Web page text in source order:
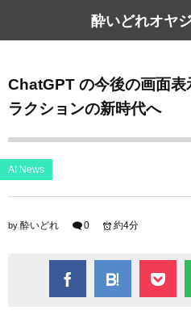
酔いどれオヤ
ChatGPT の今後の画面表
ラクションの新時代へ
AI News
by 酔いどれ 0 約4分